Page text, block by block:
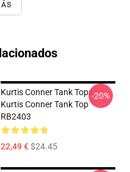
Kurtis Conner Tank Tops -
Kurtis Conner Tank Top
RB2403
22,49 €$24.45
-20%